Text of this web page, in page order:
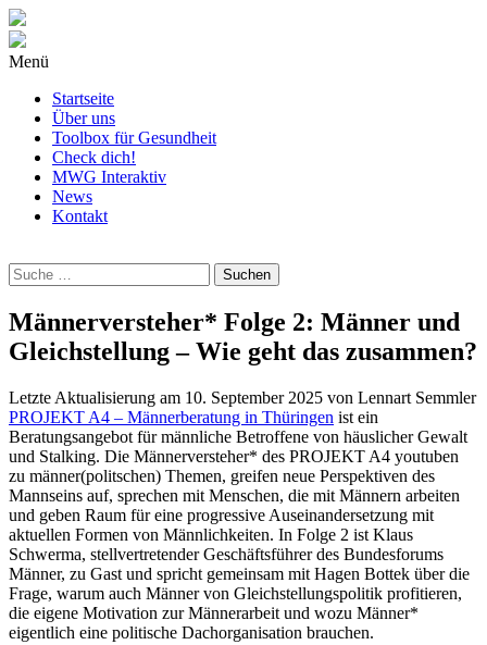
Menü
Startseite
Über uns
Toolbox für Gesundheit
Check dich!
MWG Interaktiv
News
Kontakt
suchst
Du?
Männerversteher* Folge 2: Männer und
Gleichstellung – Wie geht das zusammen?
Letzte Aktualisierung am 10. September 2025 von Lennart Semmler
PROJEKT A4 – Männerberatung in Thüringen ist ein
Beratungsangebot für männliche Betroffene von häuslicher Gewalt
und Stalking. Die Männerversteher* des PROJEKT A4 youtuben
zu männer(politschen) Themen, greifen neue Perspektiven des
Mannseins auf, sprechen mit Menschen, die mit Männern arbeiten
und geben Raum für eine progressive Auseinandersetzung mit
aktuellen Formen von Männlichkeiten. In Folge 2 ist Klaus
Schwerma, stellvertretender Geschäftsführer des Bundesforums
Männer, zu Gast und spricht gemeinsam mit Hagen Bottek über die
Frage, warum auch Männer von Gleichstellungspolitik profitieren,
die eigene Motivation zur Männerarbeit und wozu Männer*
eigentlich eine politische Dachorganisation brauchen.